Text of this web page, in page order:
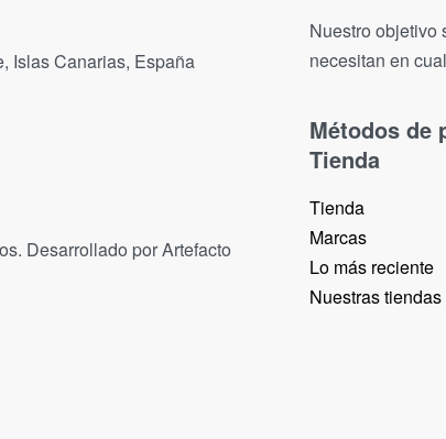
Islas Canarias, España
Desarrollado por Artefacto
Nuestro objetivo
necesitan en
Métodos de
Tienda
Tienda
Marcas
Lo más reciente​
Nuestras tiendas​